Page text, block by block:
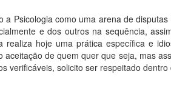
Psicologia como uma arena de
e dos outros na sequência,
realiza hoje uma prática específica e
aceitação de quem quer que seja, mas
verificáveis, solicito ser respeitado